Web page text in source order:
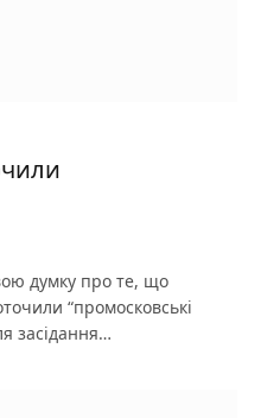
думку про те, що
“промосковські
засідання…